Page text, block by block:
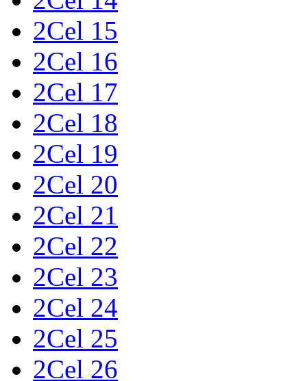
2Cel 15
2Cel 16
2Cel 17
2Cel 18
2Cel 19
2Cel 20
2Cel 21
2Cel 22
2Cel 23
2Cel 24
2Cel 25
2Cel 26